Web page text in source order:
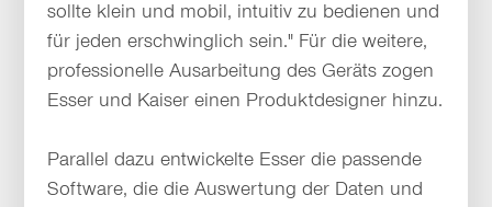
sollte klein und mobil, intuitiv zu bedienen und
für jeden erschwinglich sein." Für die weitere,
professionelle Ausarbeitung des Geräts zogen
Esser und Kaiser einen Produktdesigner hinzu.
Parallel dazu entwickelte Esser die passende
Software, die die Auswertung der Daten und